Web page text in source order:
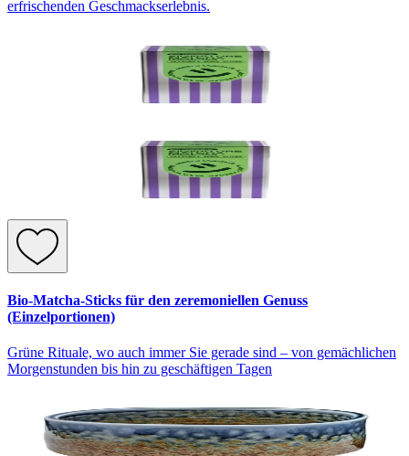
erfrischenden Geschmackserlebnis.
Bio-Matcha-Sticks für den zeremoniellen Genuss
(Einzelportionen)
Grüne Rituale, wo auch immer Sie gerade sind – von gemächlichen
Morgenstunden bis hin zu geschäftigen Tagen